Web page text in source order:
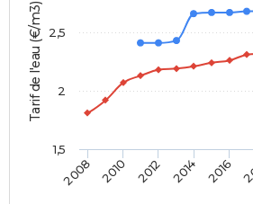
Tarif de l'eau (€/m3)
2008 2010 2012 2014 2016
1,5
2
2,5